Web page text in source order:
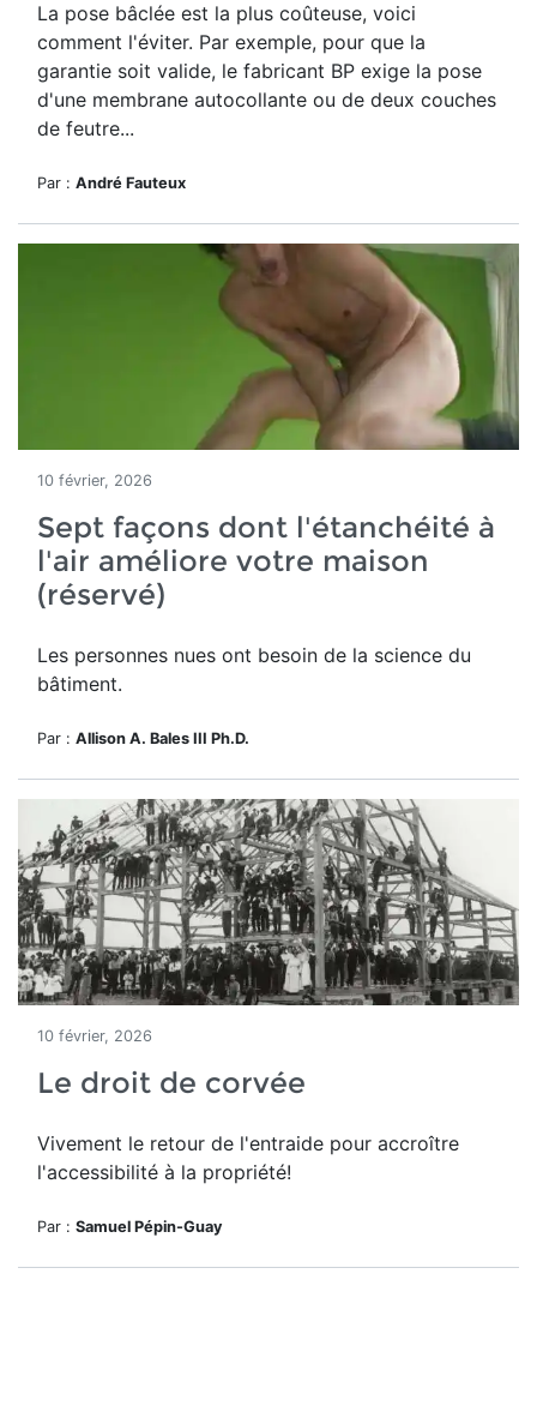
La pose bâclée est la plus coûteuse, voici
comment l'éviter. Par exemple, pour que la
garantie soit valide, le fabricant BP exige la pose
d'une membrane autocollante ou de deux couches
de feutre...
Par : André Fauteux
10 février, 2026
Sept façons dont l'étanchéité à
l'air améliore votre maison
(réservé)
Les personnes nues ont besoin de la science du
bâtiment.
Par : Allison A. Bales III Ph.D.
10 février, 2026
Le droit de corvée
Vivement le retour de l'entraide pour accroître
l'accessibilité à la propriété!
Par : Samuel Pépin-Guay